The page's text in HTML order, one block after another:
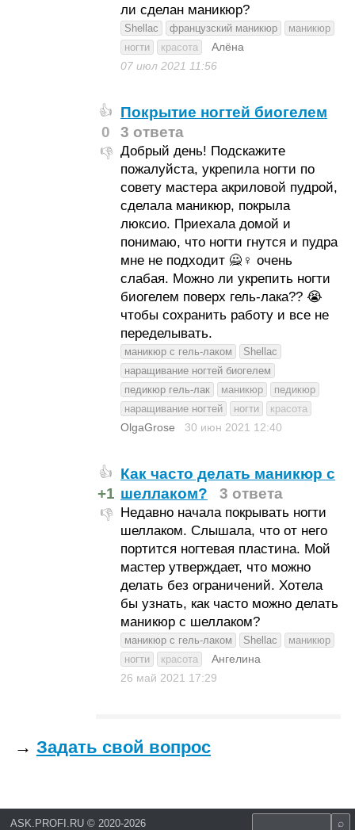
ли сделан маникюр?
Shellac французский маникюр
маникюр
ногти
красота
Алёна
07 июл 2021 11:56
👍
0
👎
Покрытие ногтей биогелем
3 ответа
Добрый день! Подскажите
пожалуйста, укрепила ногти по
совету мастера акриловой пудрой,
сделала маникюр, покрыла
люксио. Приехала домой и
понимаю, что ногти гнутся и пудра
мне не подходит 🙅♀ очень
слабая. Можно ли укрепить ногти
биогелем поверх гель-лака?? 😭
чтобы сохранить работу и все не
переделывать.
маникюр с гель-лаком
Shellac
наращивание ногтей биогелем
педикюр гель-лак
маникюр
педикюр
наращивание ногтей
ногти красота
OlgaGrose 30 июн 2021 12:40
👍
+1
👎
Как часто делать маникюр с
шеллаком?
3 ответа
Недавно начала покрывать ногти
шеллаком. Слышала, что от него
портится ногтевая пластина. Мой
мастер утверждает, что можно
делать без ограничений. Хотела
бы узнать, как часто можно делать
маникюр с шеллаком?
маникюр с гель-лаком Shellac
маникюр
ногти
красота
Ангелина
26 май 2021 17:29
→ Задать свой вопрос
ASK.PROFI.RU © 2020-2026